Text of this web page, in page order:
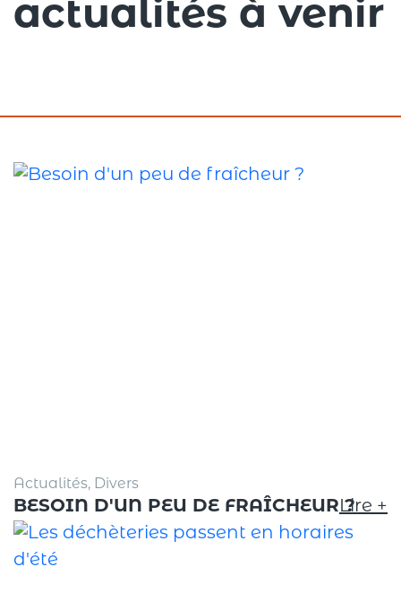
actualités à venir
Actualités, Divers
BESOIN D'UN PEU DE FRAÎCHEUR ?Lire +